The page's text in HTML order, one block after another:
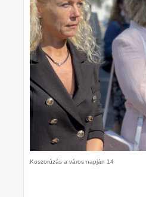
Koszorúzás a város napján 14